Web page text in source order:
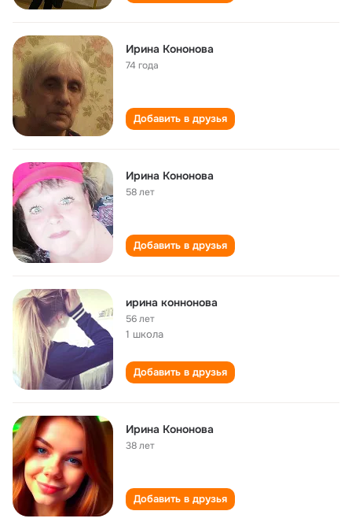
Ирина Кононова
74 года
Добавить в друзья
Ирина Кононова
58 лет
Добавить в друзья
ирина коннонова
56 лет
1 школа
Добавить в друзья
Ирина Кононова
38 лет
Добавить в друзья